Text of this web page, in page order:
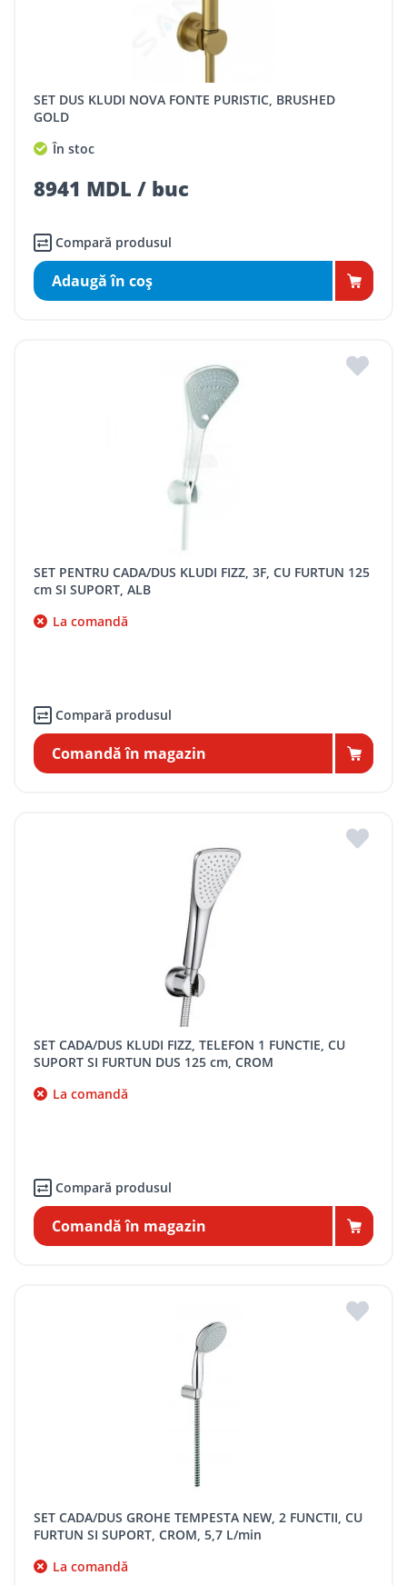
SET DUS KLUDI NOVA FONTE PURISTIC, BRUSHED
GOLD
În stoc
8941 MDL / buc
Compară produsul
Adaugă în coş
SET PENTRU CADA/DUS KLUDI FIZZ, 3F, CU FURTUN 125
cm SI SUPORT, ALB
La comandă
Compară produsul
Comandă în magazin
SET CADA/DUS KLUDI FIZZ, TELEFON 1 FUNCTIE, CU
SUPORT SI FURTUN DUS 125 cm, CROM
La comandă
Compară produsul
Comandă în magazin
SET CADA/DUS GROHE TEMPESTA NEW, 2 FUNCTII, CU
FURTUN SI SUPORT, CROM, 5,7 L/min
La comandă